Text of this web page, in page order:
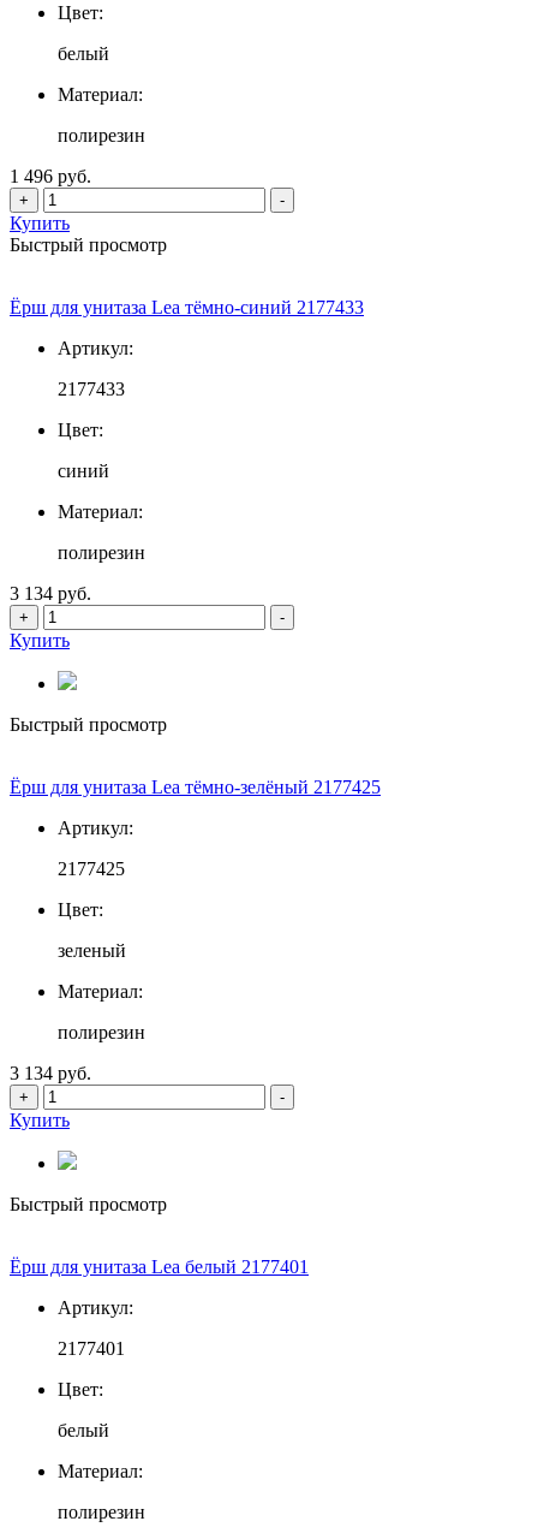
Цвет:
белый
Материал:
полирезин
1 496 руб.
+ -
Купить
Быстрый просмотр
Ёрш для унитаза Lea тёмно-синий 2177433
Артикул:
2177433
Цвет:
синий
Материал:
полирезин
3 134 руб.
+ -
Купить
Быстрый просмотр
Ёрш для унитаза Lea тёмно-зелёный 2177425
Артикул:
2177425
Цвет:
зеленый
Материал:
полирезин
3 134 руб.
+ -
Купить
Быстрый просмотр
Ёрш для унитаза Lea белый 2177401
Артикул:
2177401
Цвет:
белый
Материал:
полирезин